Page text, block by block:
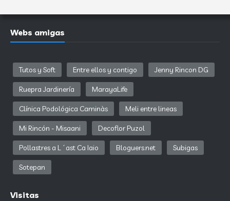
Webs amigas
Tutos y Soft Entre ellos y contigo Jenny Rincon DG
Ruepra Jardinería MarayaLife
Clínica Podológica Caminàs Meli entre lineas
Mi Rincón - Misaani Decoflor Puzol
Pollastres a L´ast Ca Iaio Bloguers.net Subigas
Sotepan
Visitas